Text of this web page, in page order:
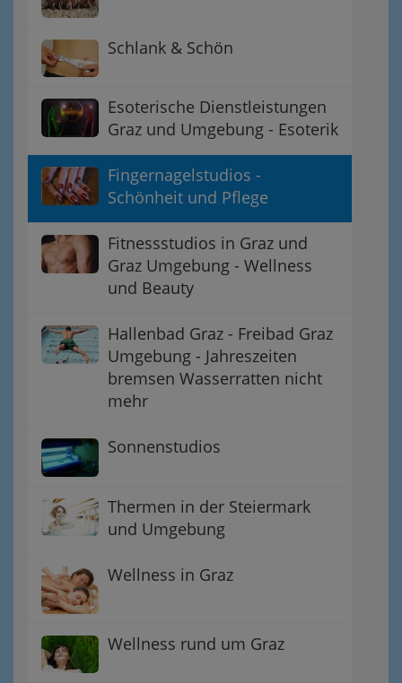
Schlank & Schön
Esoterische Dienstleistungen
Graz und Umgebung - Esoterik
Fingernagelstudios -
Schönheit und Pflege
Fitnessstudios in Graz und
Graz Umgebung - Wellness
und Beauty
Hallenbad Graz - Freibad Graz
Umgebung - Jahreszeiten
bremsen Wasserratten nicht
mehr
Sonnenstudios
Thermen in der Steiermark
und Umgebung
Wellness in Graz
Wellness rund um Graz